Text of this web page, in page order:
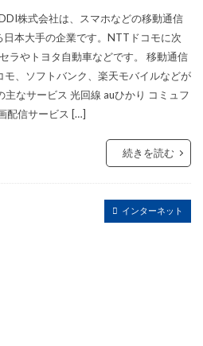
株式会社は、スマホなどの移動通信
日本大手の企業です。NTTドコモに次
ラやトヨタ自動車などです。 移動通信
、ソフトバンク、楽天モバイルなどが
なサービス 光回線 auひかり コミュフ
配信サービス […]
続きを読む
インターネット